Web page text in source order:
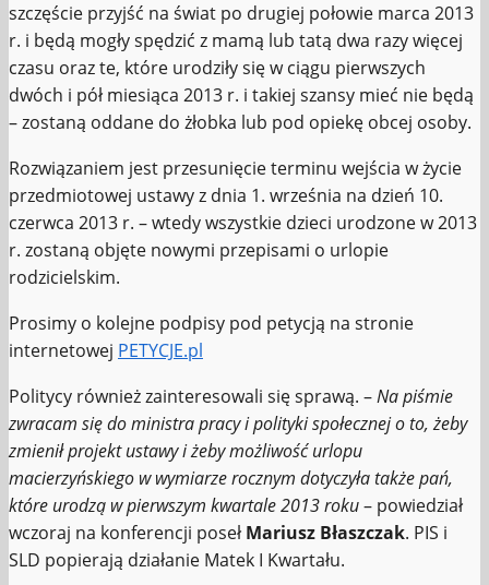
szczęście przyjść na świat po drugiej połowie marca 2013
r. i będą mogły spędzić z mamą lub tatą dwa razy więcej
czasu oraz te, które urodziły się w ciągu pierwszych
dwóch i pół miesiąca 2013 r. i takiej szansy mieć nie będą
– zostaną oddane do żłobka lub pod opiekę obcej osoby.
Rozwiązaniem jest przesunięcie terminu wejścia w życie
przedmiotowej ustawy z dnia 1. września na dzień 10.
czerwca 2013 r. – wtedy wszystkie dzieci urodzone w 2013
r. zostaną objęte nowymi przepisami o urlopie
rodzicielskim.
Prosimy o kolejne podpisy pod petycją na stronie
internetowej PETYCJE.pl
Politycy również zainteresowali się sprawą. –Na piśmie
zwracam się do ministra pracy i polityki społecznej o to, żeby
zmienił projekt ustawy i żeby możliwość urlopu
macierzyńskiego w wymiarze rocznym dotyczyła także pań,
które urodzą w pierwszym kwartale 2013 roku– powiedział
wczoraj na konferencji poseł Mariusz Błaszczak. PIS i
SLD popierają działanie Matek I Kwartału.